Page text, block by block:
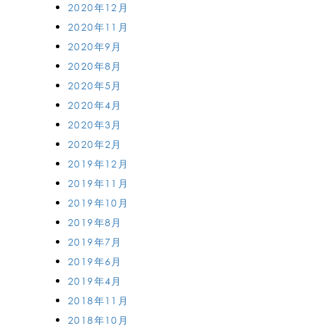
2020年12月
2020年11月
2020年9月
2020年8月
2020年5月
2020年4月
2020年3月
2020年2月
2019年12月
2019年11月
2019年10月
2019年8月
2019年7月
2019年6月
2019年4月
2018年11月
2018年10月